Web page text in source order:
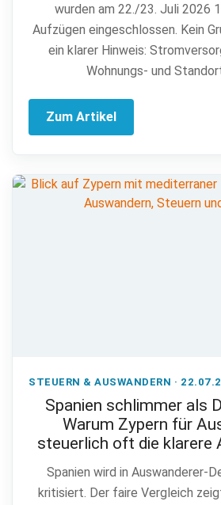
wurden am 22./23. Juli 2026
Aufzügen eingeschlossen. Kein
ein klarer Hinweis:
Wohnungs- und
Zum Artikel
STEUERN & AUSWANDERN ·
Spanien schlimmer als
Warum Zypern für
steuerlich oft die klarere
Spanien wird in Auswanderer-
kritisiert. Der faire Vergleich